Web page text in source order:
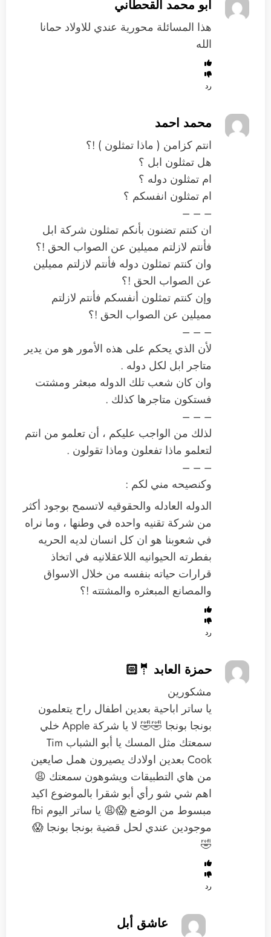
ابو محمد القحطاني
هذا المسائلة محورية عندي للاولاد حمانا
الله
رد
محمد احمد
انتم كزامن ( ماذا تمثلون ) !؟
هل تمثلون ابل ؟
ام تمثلون دوله ؟
ام تمثلون انفسكم ؟
– – –
ان كنتم تضنون بأنكم تمثلون شركة ابل
فأنتم لازلتم مميلين عن الصواب الحق !؟
وان كنتم تمثلون دوله فأنتم لازلتم مميلين
عن الصواب الحق !؟
وإن كنتم تمثلون أنفسكم فأنتم لازلتم
مميلين عن الصواب الحق !؟
– – –
لأن الذي يحكم على هذه الأمور هو من يدير
متاجر ابل لكل دوله .
وان كان شعب تلك الدوله مبعثر ومشتت
فستكون متاجرها كذلك .
– – –
لذلك من الواجب عليكم ، أن تعلمو من انتم
لتعلمو ماذا تفعلون وماذا تقولون .
– – –
وكنصيحه مني لكم :
الدوله العادله والحقوقيه لاتسمح بوجود أكثر
من شركة تقنيه واحده في وطنها ، وما نراه
في شعوبنا هو ان كل انسان لديه الحريه
بفطرته الحيوانيه اللاعقلانيه في اتخاذ
قرارات حياته بنفسه من خلال الاسواق
والمصانع المبعثره والمشتته !؟
رد
حمزة العابد 🤵🏻
مشكورين
يا ساتر اباحية ‏بعدين اطفال راح يتعلمون
بونجا بونجا 🤣🤣 لا يا شركة Apple خلي
سمعتك مثل المسك يا أبو الشباب Tim
Cook بعدين اولادك يصيرون همل صايعين
من هاي التطبيقات ويشوهون سمعتك 😩
اهم شي شو رأي أبو شقرا بالموضوع اكيد
مبسوط من الوضع 😱😩 يا ساتر اليوم fbi
موجودين عندي لحل قضية بونجا بونجا 😱
🤣
رد
عاشق أبل